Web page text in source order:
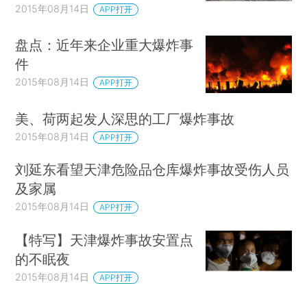
2015年08月14日 APP打开
盘点：近年来企业重大爆炸事
件
2015年08月14日 APP打开
美、荷两起发人深思的工厂爆炸事故
2015年08月14日 APP打开
刘延东看望天津危险品仓库爆炸事故受伤人员
及家属
2015年08月14日 APP打开
【特写】天津爆炸事故安置点
的不眠夜
2015年08月14日 APP打开